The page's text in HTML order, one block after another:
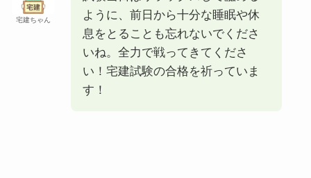
宅建ちゃん
ように、前日から十分な睡眠や休
息をとることも忘れないでくださ
いね。全力で戦ってきてくださ
い！宅建試験の合格を祈っていま
す！